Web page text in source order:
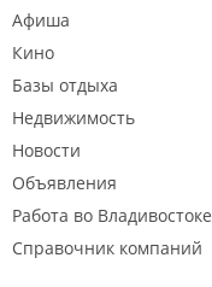
Афиша
Кино
Базы отдыха
Недвижимость
Новости
Объявления
Работа во Владивостоке
Справочник компаний